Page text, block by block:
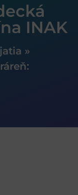
INAK
»